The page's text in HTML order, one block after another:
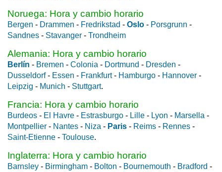
Noruega: Hora y cambio horario
Bergen - Drammen - Fredrikstad - Oslo - Porsgrunn -
Sandnes - Stavanger - Trondheim
Alemania: Hora y cambio horario
Berlín - Bremen - Colonia - Dortmund - Dresden -
Dusseldorf- Essen - Frankfurt- Hamburgo - Hannover -
Leipzig - Munich - Stuttgart.
Francia: Hora y cambio horario
Burdeos - El Havre - Estrasburgo - Lille - Lyon - Marsella -
Montpellier - Nantes - Niza - Paris - Reims - Rennes -
Saint-Etienne - Toulouse.
Inglaterra: Hora y cambio horario
Barnsley - Birmingham - Bolton - Bournemouth - Bradford -